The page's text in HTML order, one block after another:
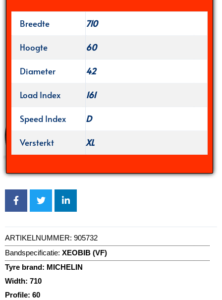
Breedte
710
Hoogte
60
Diameter
42
Load Index
161
Speed Index
D
Versterkt
XL
ARTIKELNUMMER: 905732
Bandspecificatie: XEOBIB (VF)
Tyre brand: MICHELIN
Width: 710
Profile: 60